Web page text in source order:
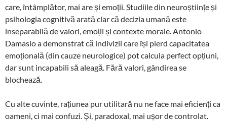
care, întâmplător, mai are și emoții. Studiile din neuroștiințe și
psihologia cognitivă arată clar că decizia umană este
inseparabilă de valori, emoții și contexte morale. Antonio
Damasio a demonstrat că indivizii care își pierd capacitatea
emoțională (din cauze neurologice) pot calcula perfect opțiuni,
dar sunt incapabili să aleagă. Fără valori, gândirea se
blochează.
Cu alte cuvinte, rațiunea pur utilitară nu ne face mai eficienți ca
oameni, ci mai confuzi. Și, paradoxal, mai ușor de controlat.